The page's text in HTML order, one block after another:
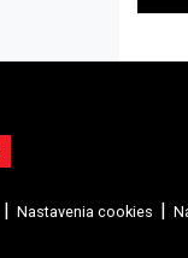
Nastavenia cookies